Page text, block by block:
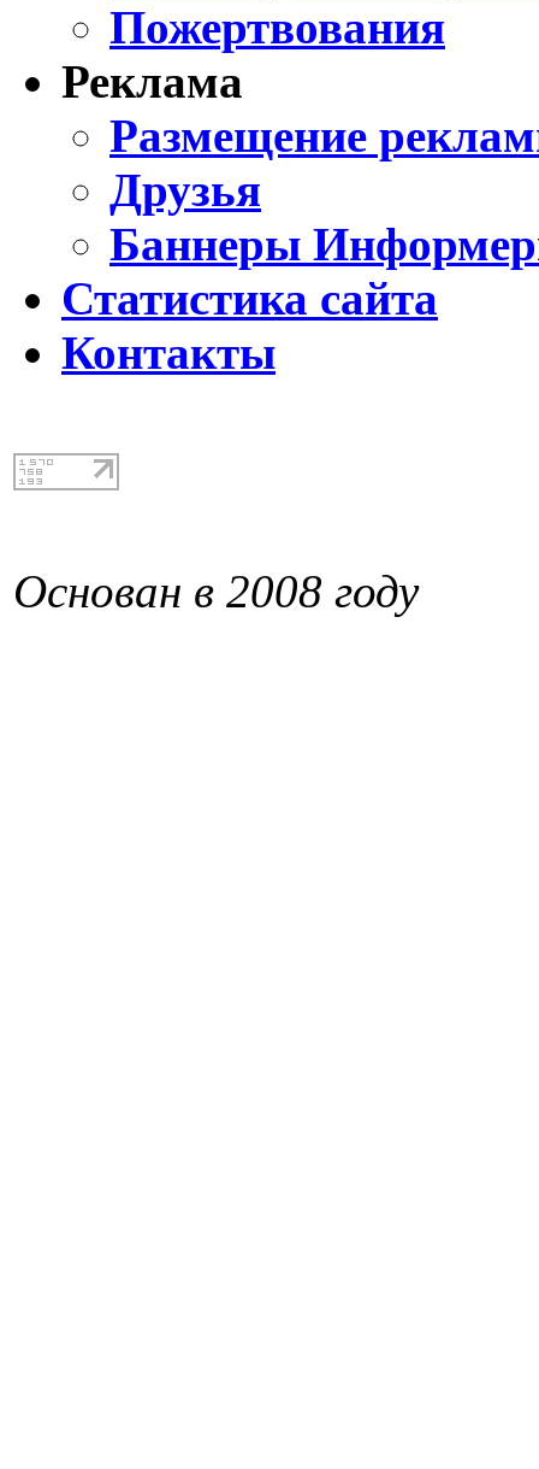
Пожертвования
Реклама
Размещение
Друзья
Баннеры
Статистика сайта
Контакты
Основан в 2008 году